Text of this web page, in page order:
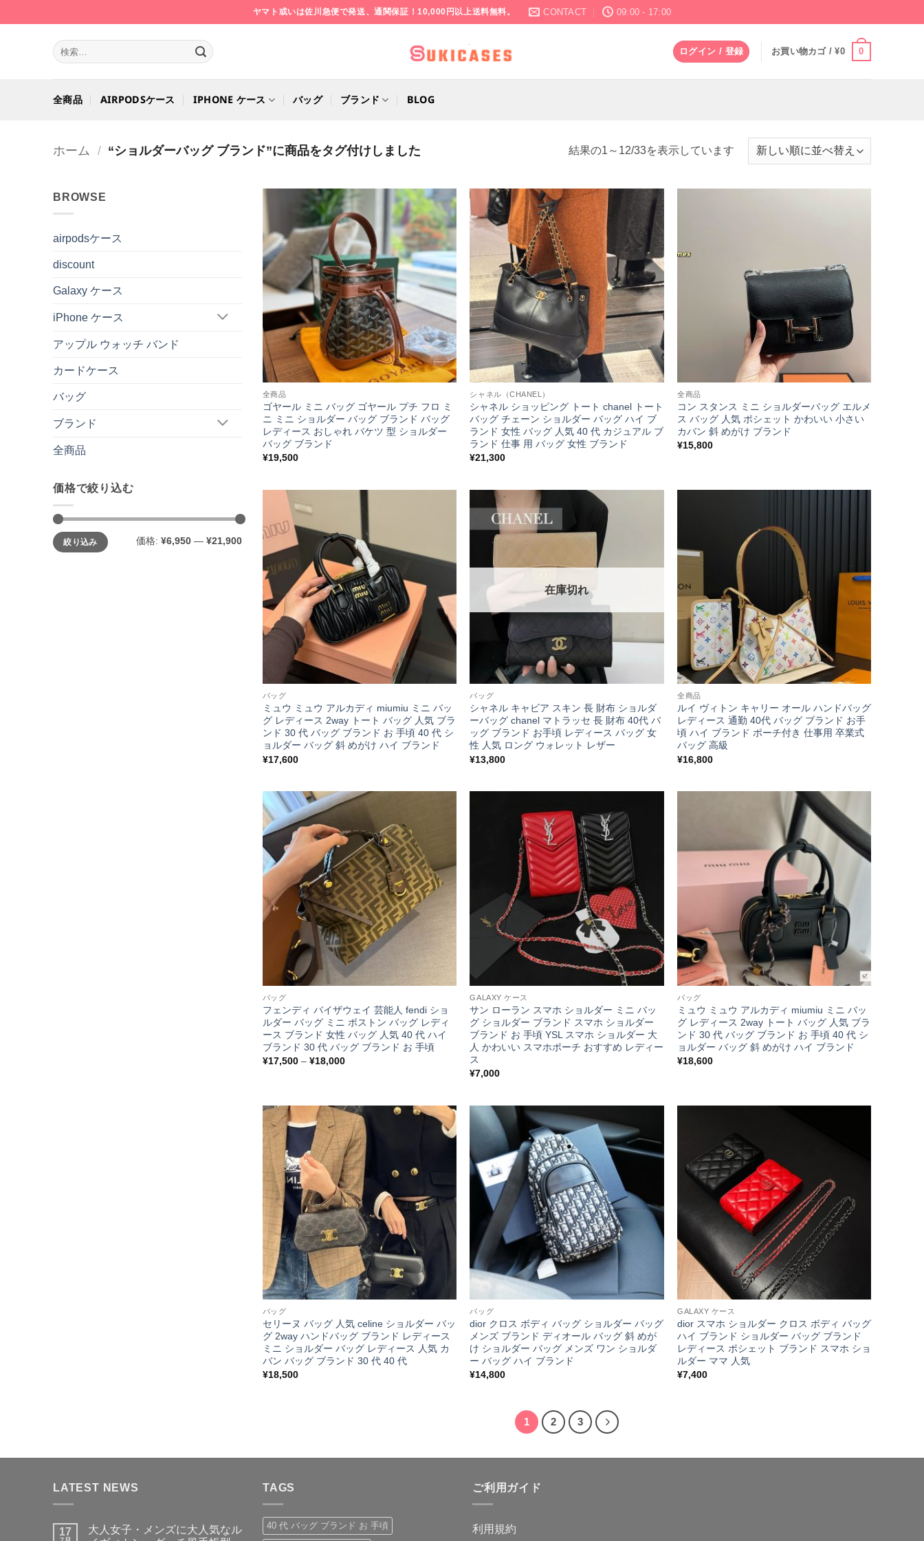
to
ヤマト或いは佐川急便で発送、通関保証！10,000円以上送料無料。 CONTACT 09:00 - 17:00
検
索
ログイン / 登録 お買い物カゴ /¥0 0
全商品 AIRPODSケース IPHONE ケース バッグ ブランド BLOG
ホーム / “ショルダーバッグ ブランド”に商品をタグ付けしました 結果の1～12/33を表示しています新
BROWSE
airpodsケース
discount
Galaxy ケース
iPhone ケース
アップル ウォッチ バンド
カードケース
バッグ
ブランド
全商品
価格で絞り込む
最
低
価
最
高
価
絞り込み 価格: ¥6,950 — ¥21,900
全商品
ゴヤール ミニ バッグ ゴヤール プチ フロ ミ
ニ ミニ ショルダー バッグ ブランド バッグ
レディース おしゃれ バケツ 型 ショルダー
バッグ ブランド
¥19,500
シャネル（CHANEL）
シャネル ショッピング トート chanel トート
バッグ チェーン ショルダー バッグ ハイ ブ
ランド 女性 バッグ 人気 40 代 カジュアル ブ
ランド 仕事 用 バッグ 女性 ブランド
¥21,300
全商品
コン スタンス ミニ ショルダーバッグ エルメ
ス バッグ 人気 ポシェット かわいい 小さい
カバン 斜 めがけ ブランド
¥15,800
バッグ
ミュウ ミュウ アルカディ miumiu ミニ バッ
グ レディース 2way トート バッグ 人気 ブラ
ンド 30 代 バッグ ブランド お 手頃 40 代 シ
ョルダー バッグ 斜 めがけ ハイ ブランド
¥17,600
在庫切れ
バッグ
シャネル キャビア スキン 長 財布 ショルダ
ーバッグ chanel マトラッセ 長 財布 40代 バ
ッグ ブランド お手頃 レディース バッグ 女
性 人気 ロング ウォレット レザー
¥13,800
全商品
ルイ ヴィトン キャリー オール ハンドバッグ
レディース 通勤 40代 バッグ ブランド お手
頃 ハイ ブランド ポーチ付き 仕事用 卒業式
バッグ 高級
¥16,800
バッグ
フェンディ バイザウェイ 芸能人 fendi ショ
ルダー バッグ ミニ ボストン バッグ レディ
ース ブランド 女性 バッグ 人気 40 代 ハイ
ブランド 30 代 バッグ ブランド お 手頃
¥17,500 – ¥18,000価
¥18,000
GALAXY ケース
サン ローラン スマホ ショルダー ミニ バッ
グ ショルダー ブランド スマホ ショルダー
ブランド お 手頃 YSL スマホ ショルダー 大
人 かわいい スマホポーチ おすすめ レディー
ス
¥7,000
バッグ
ミュウ ミュウ アルカディ miumiu ミニ バッ
グ レディース 2way トート バッグ 人気 ブラ
ンド 30 代 バッグ ブランド お 手頃 40 代 シ
ョルダー バッグ 斜 めがけ ハイ ブランド
¥18,600
バッグ
セリーヌ バッグ 人気 celine ショルダー バッ
グ 2way ハンドバッグ ブランド レディース
ミニ ショルダー バッグ レディース 人気 カ
バン バッグ ブランド 30 代 40 代
¥18,500
バッグ
dior クロス ボディ バッグ ショルダー バッグ
メンズ ブランド ディオール バッグ 斜 めが
け ショルダー バッグ メンズ ワン ショルダ
ー バッグ ハイ ブランド
¥14,800
GALAXY ケース
dior スマホ ショルダー クロス ボディ バッグ
ハイ ブランド ショルダー バッグ ブランド
レディース ポシェット ブランド スマホ ショ
ルダー ママ 人気
¥7,400
1 2 3
LATEST NEWS
17
大人女子・メンズに大人気なル
TAGS
40 代 バッグ ブランド お 手頃
ご利用ガイド
利用規約